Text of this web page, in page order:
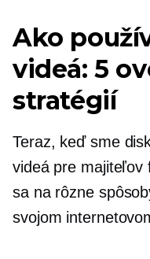
Ako
videá: 5
stratégií
Teraz, keď sme
videá pre majiteľov
sa na rôzne
svojom